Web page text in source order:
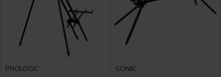
PROLOGIC SONIK